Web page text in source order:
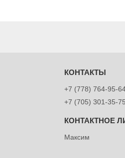
+7 (778) 764-95-
+7 (705) 301-35-75
Максим